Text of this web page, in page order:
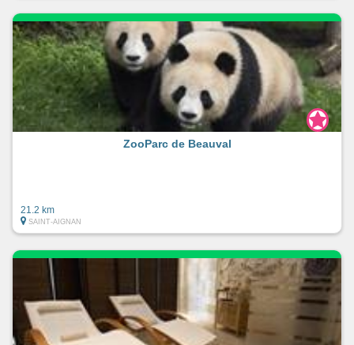
ZooParc de Beauval
21.2 km
SAINT-AIGNAN